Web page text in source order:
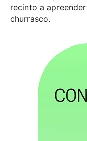
recinto a
churrasco.